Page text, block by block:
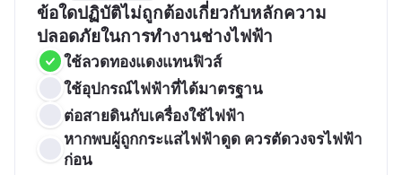
ข้อใดปฏิบัติไม่ถูกต้องเกี่ยวกับหลักความ
ปลอดภัยในการทำงานช่างไฟฟ้า
ใช้ลวดทองแดงแทนฟิวส์
ใช้อุปกรณ์ไฟฟ้าที่ได้มาตรฐาน
ต่อสายดินกับเครื่องใช้ไฟฟ้า
หากพบผู้ถูกกระแสไฟฟ้าดูด ควรตัดวงจรไฟฟ้า
ก่อน